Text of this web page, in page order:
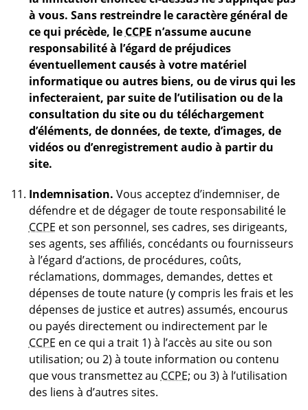
à vous. Sans restreindre le caractère général de
ce qui précède, le CCPE n’assume aucune
responsabilité à l’égard de préjudices
éventuellement causés à votre matériel
informatique ou autres biens, ou de virus qui les
infecteraient, par suite de l’utilisation ou de la
consultation du site ou du téléchargement
d’éléments, de données, de texte, d’images, de
vidéos ou d’enregistrement audio à partir du
site.
Indemnisation. Vous acceptez d’indemniser, de
défendre et de dégager de toute responsabilité le
CCPE et son personnel, ses cadres, ses dirigeants,
ses agents, ses affiliés, concédants ou fournisseurs
à l’égard d’actions, de procédures, coûts,
réclamations, dommages, demandes, dettes et
dépenses de toute nature (y compris les frais et les
dépenses de justice et autres) assumés, encourus
ou payés directement ou indirectement par le
CCPE en ce qui a trait 1) à l’accès au site ou son
utilisation; ou 2) à toute information ou contenu
que vous transmettez au CCPE; ou 3) à l’utilisation
des liens à d’autres sites.